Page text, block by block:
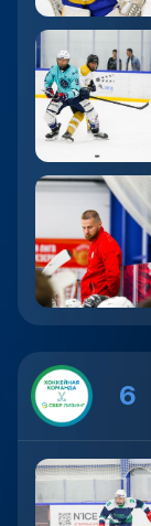
6